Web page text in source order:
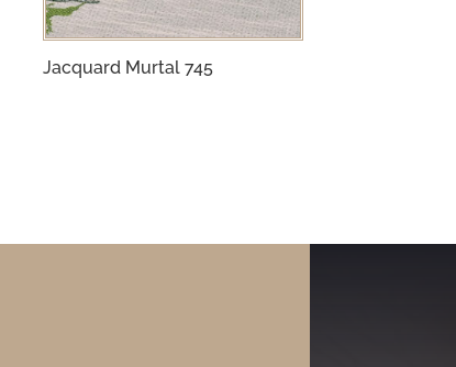
Jacquard Murtal 745